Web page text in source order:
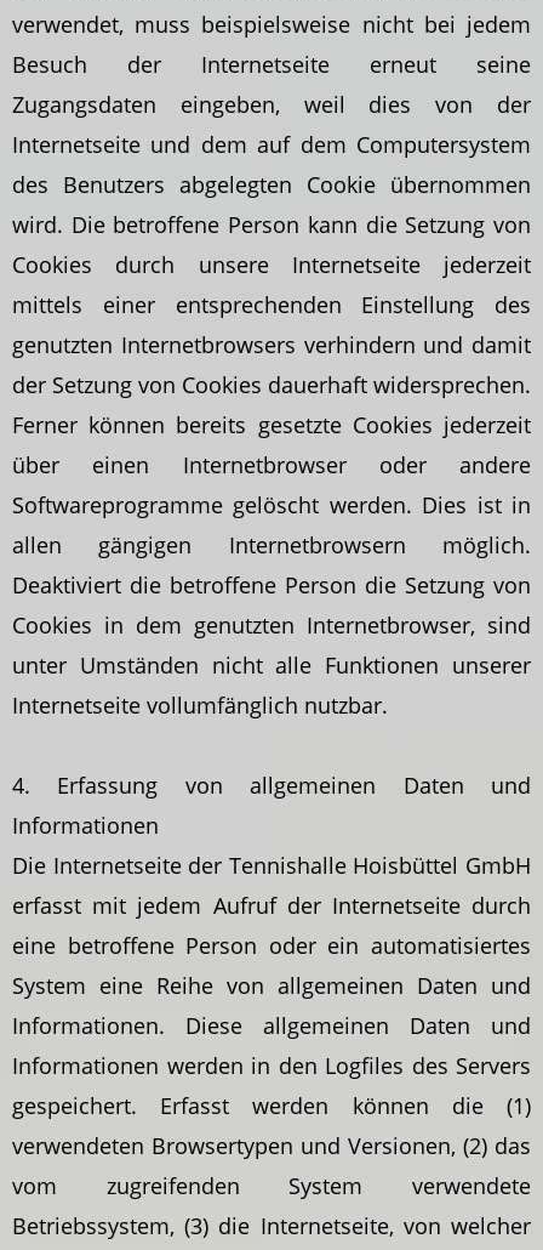
verwendet, muss beispielsweise nicht bei jedem
Besuch der Internetseite erneut seine
Zugangsdaten eingeben, weil dies von der
Internetseite und dem auf dem Computersystem
des Benutzers abgelegten Cookie übernommen
wird. Die betroffene Person kann die Setzung von
Cookies durch unsere Internetseite jederzeit
mittels einer entsprechenden Einstellung des
genutzten Internetbrowsers verhindern und damit
der Setzung von Cookies dauerhaft widersprechen.
Ferner können bereits gesetzte Cookies jederzeit
über einen Internetbrowser oder andere
Softwareprogramme gelöscht werden. Dies ist in
allen gängigen Internetbrowsern möglich.
Deaktiviert die betroffene Person die Setzung von
Cookies in dem genutzten Internetbrowser, sind
unter Umständen nicht alle Funktionen unserer
Internetseite vollumfänglich nutzbar.
4. Erfassung von allgemeinen Daten und
Informationen
Die Internetseite der Tennishalle Hoisbüttel GmbH
erfasst mit jedem Aufruf der Internetseite durch
eine betroffene Person oder ein automatisiertes
System eine Reihe von allgemeinen Daten und
Informationen. Diese allgemeinen Daten und
Informationen werden in den Logfiles des Servers
gespeichert. Erfasst werden können die (1)
verwendeten Browsertypen und Versionen, (2) das
vom zugreifenden System verwendete
Betriebssystem, (3) die Internetseite, von welcher